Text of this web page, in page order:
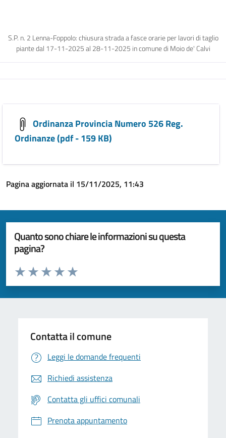
S.P. n. 2 Lenna-Foppolo: chiusura strada a fasce orarie per lavori di taglio
piante dal 17-11-2025 al 28-11-2025 in comune di Moio de' Calvi
Ordinanza Provincia Numero 526 Reg.
Ordinanze (pdf - 159 KB)
Pagina aggiornata il 15/11/2025, 11:43
Quanto sono chiare le informazioni su questa
pagina?
Valuta da 1 a 5 stelle la pagina
Valuta 5 stelle su 5
Valuta 4 stelle su 5
Valuta 3 stelle su 5
Valuta 2 stelle su 5
Valuta 1 stelle su 5
Contatta il comune
Leggi le domande frequenti
Richiedi assistenza
Contatta gli uffici comunali
Prenota appuntamento